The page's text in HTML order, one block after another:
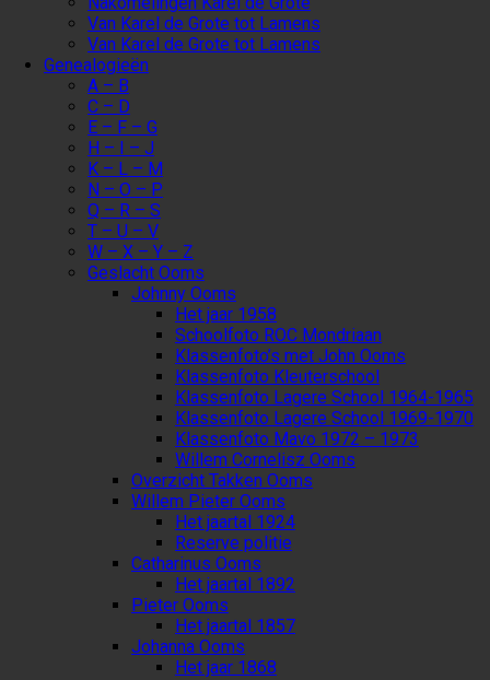
Van Karel de Grote tot Lamens
Van Karel de Grote tot Lamens
Genealogieën
A – B
C – D
E – F – G
H – I – J
K – L – M
N – O – P
Q – R – S
T – U – V
W – X – Y – Z
Geslacht Ooms
Johnny Ooms
Het jaar 1958
Schoolfoto ROC Mondriaan
Klassenfoto’s met John Ooms
Klassenfoto Kleuterschool
Klassenfoto Lagere School 1964-1965
Klassenfoto Lagere School 1969-1970
Klassenfoto Mavo 1972 – 1973
Willem Cornelisz Ooms
Overzicht Takken Ooms
Willem Pieter Ooms
Het jaartal 1924
Reserve politie
Catharinus Ooms
Het jaartal 1892
Pieter Ooms
Het jaartal 1857
Johanna Ooms
Het jaar 1868